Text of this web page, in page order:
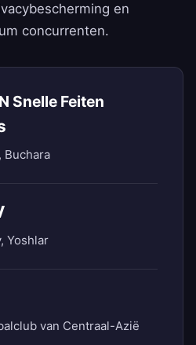
en
concurrenten.
Snelle Feiten
Buchara
Yoshlar
van Centraal-Azië